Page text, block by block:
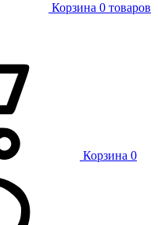
Корзина 0 товаров
Корзина 0